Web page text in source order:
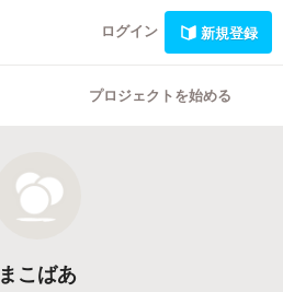
ログイン 新規登録
プロジェクトを始める
まこばあ